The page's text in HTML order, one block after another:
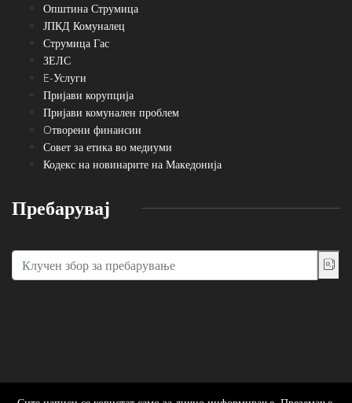
Општина Струмица
ЈПКД Комуналец
Струмица Гас
ЗЕЛС
E-Услуги
Пријави корупција
Пријави комунален проблем
Oтворени финансии
Совет за етика во медиуми
Кодекс на новинарите на Македонија
Пребарувај